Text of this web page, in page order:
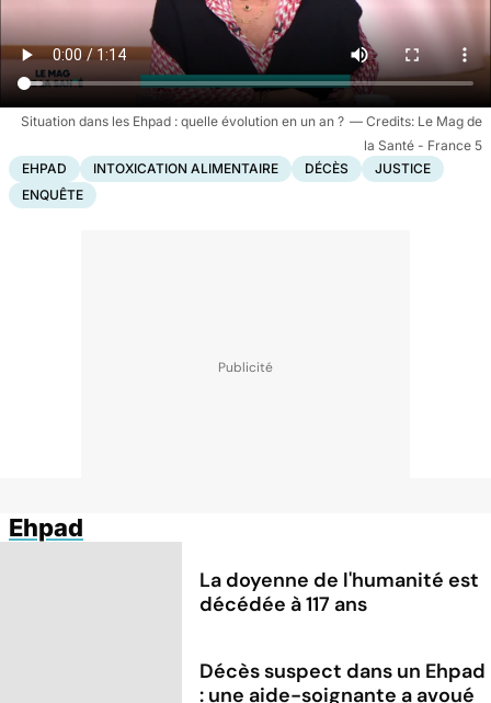
Situation dans les Ehpad : quelle évolution en un an ?
Le Mag de
la Santé - France 5
EHPAD
INTOXICATION ALIMENTAIRE DÉCÈS
JUSTICE
ENQUÊTE
Ehpad
La doyenne de l'humanité est
décédée à 117 ans
Décès suspect dans un Ehpad
: une aide-soignante a avoué